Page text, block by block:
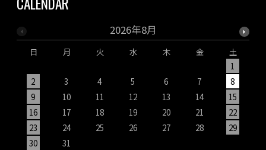
2026年8月
日 月 火 水 木 金
土
1
2
3 4 5 6 7
8
9
10 11 12 13 14
15
16
17 18 19 20 21
22
23
24 25 26 27 28
29
30
31